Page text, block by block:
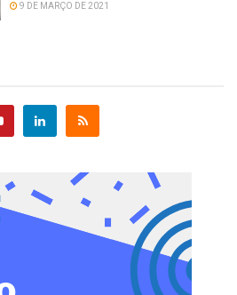
9 DE MARÇO DE 2021